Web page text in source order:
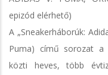
epizód elérhető)
A „Sneakerháborúk:
Puma) című sorozat a
közti heves, több